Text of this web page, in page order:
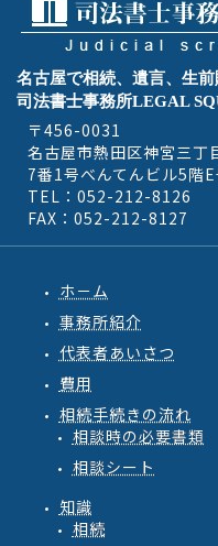
名古屋で相続、遺言、生前
司法書士事務所LEGAL
〒456-0031
名古屋市熱田区神宮三丁
7番1号べんてんビル5階
TEL：052-212-8126
FAX：052-212-8127
ホ－ム
事務所紹介
代表者あいさつ
費用
相続手続きの流れ
相談時の必要書類
相談シート
知識
相続